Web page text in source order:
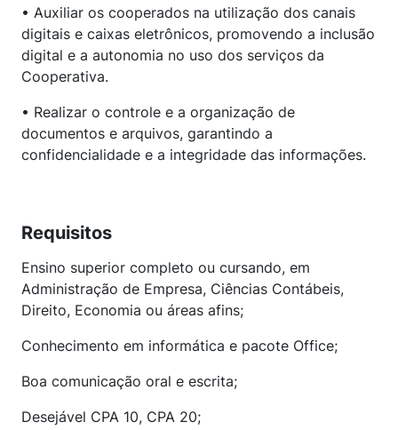
• Auxiliar os cooperados na utilização dos canais
digitais e caixas eletrônicos, promovendo a inclusão
digital e a autonomia no uso dos serviços da
Cooperativa.
• Realizar o controle e a organização de
documentos e arquivos, garantindo a
confidencialidade e a integridade das informações.
Requisitos
Ensino superior completo ou cursando, em
Administração de Empresa, Ciências Contábeis,
Direito, Economia ou áreas afins;
Conhecimento em informática e pacote Office;
Boa comunicação oral e escrita;
Desejável CPA 10, CPA 20;